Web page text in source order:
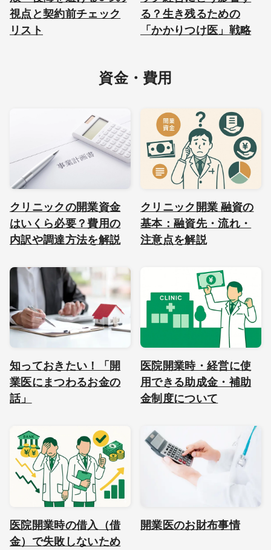
視点と契約前チェック
リスト
る？生き残るための
「かかりつけ医」戦略
資金・費用
クリニックの開業資金
はいくら必要？費用の
内訳や調達方法を解説
クリニック開業 融資の
基本：融資先・流れ・
注意点を解説
知っておきたい！「開
業医にまつわるお金の
話」
医院開業時・経営に使
用できる助成金・補助
金制度について
医院開業時の借入（借
金）で失敗しないため
開業医のお財布事情